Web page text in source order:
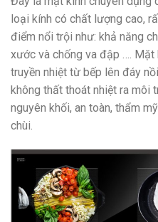
loại kính có chất lượng cao,
điểm nổi trội như: khả năng
xước và chống va đập …. Mặt
truyền nhiệt từ bếp lên đáy
không thất thoát nhiệt ra môi
nguyên khối, an toàn, thẩm
chùi.